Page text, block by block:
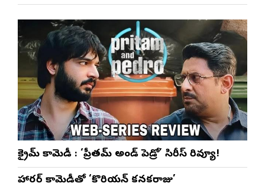
క్రైమ్ కామెడీ : ‘ప్రీతమ్ అండ్ పెడ్రో’ సిరీస్ రివ్యూ!
హారర్ కామెడీతో ‘కొరియన్ కనకరాజు’